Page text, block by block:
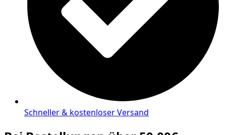
Schneller & kostenloser Versand